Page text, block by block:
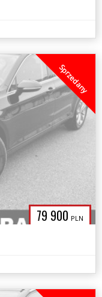
79 900 PLN
Sprzedany